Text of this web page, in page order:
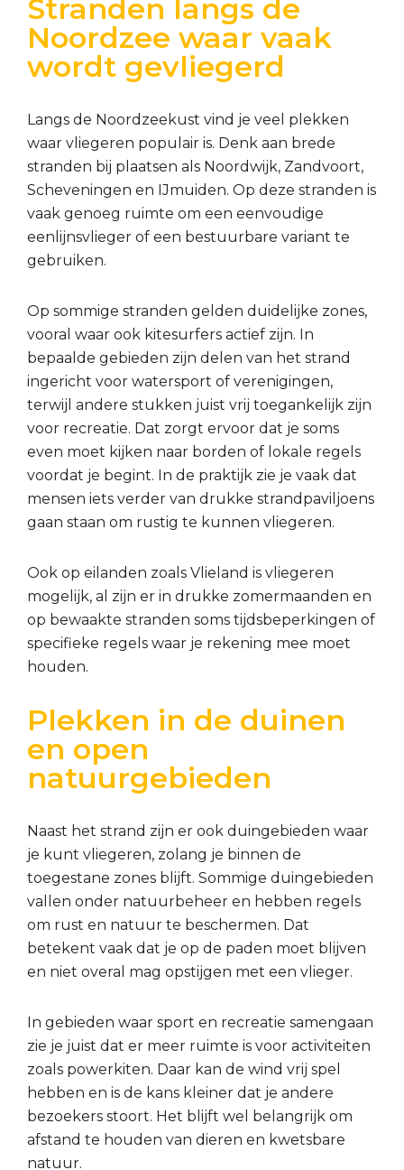
Stranden langs de
Noordzee waar vaak
wordt gevliegerd
Langs de Noordzeekust vind je veel plekken
waar vliegeren populair is. Denk aan brede
stranden bij plaatsen als Noordwijk, Zandvoort,
Scheveningen en IJmuiden. Op deze stranden is
vaak genoeg ruimte om een eenvoudige
eenlijnsvlieger of een bestuurbare variant te
gebruiken.
Op sommige stranden gelden duidelijke zones,
vooral waar ook kitesurfers actief zijn. In
bepaalde gebieden zijn delen van het strand
ingericht voor watersport of verenigingen,
terwijl andere stukken juist vrij toegankelijk zijn
voor recreatie. Dat zorgt ervoor dat je soms
even moet kijken naar borden of lokale regels
voordat je begint. In de praktijk zie je vaak dat
mensen iets verder van drukke strandpaviljoens
gaan staan om rustig te kunnen vliegeren.
Ook op eilanden zoals Vlieland is vliegeren
mogelijk, al zijn er in drukke zomermaanden en
op bewaakte stranden soms tijdsbeperkingen of
specifieke regels waar je rekening mee moet
houden.
Plekken in de duinen
en open
natuurgebieden
Naast het strand zijn er ook duingebieden waar
je kunt vliegeren, zolang je binnen de
toegestane zones blijft. Sommige duingebieden
vallen onder natuurbeheer en hebben regels
om rust en natuur te beschermen. Dat
betekent vaak dat je op de paden moet blijven
en niet overal mag opstijgen met een vlieger.
In gebieden waar sport en recreatie samengaan
zie je juist dat er meer ruimte is voor activiteiten
zoals powerkiten. Daar kan de wind vrij spel
hebben en is de kans kleiner dat je andere
bezoekers stoort. Het blijft wel belangrijk om
afstand te houden van dieren en kwetsbare
natuur.